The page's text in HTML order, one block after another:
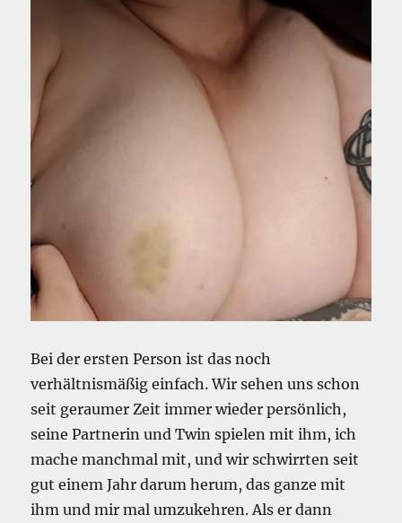
Bei der ersten Person ist das noch
verhältnismäßig einfach. Wir sehen uns schon
seit geraumer Zeit immer wieder persönlich,
seine Partnerin und Twin spielen mit ihm, ich
mache manchmal mit, und wir schwirrten seit
gut einem Jahr darum herum, das ganze mit
ihm und mir mal umzukehren. Als er dann